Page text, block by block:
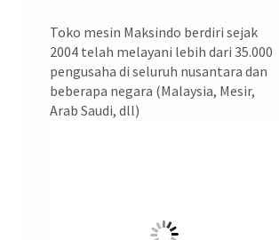
Toko mesin Maksindo berdiri sejak
2004 telah melayani lebih dari 35.000
pengusaha di seluruh nusantara dan
beberapa negara (Malaysia, Mesir,
Arab Saudi, dll)